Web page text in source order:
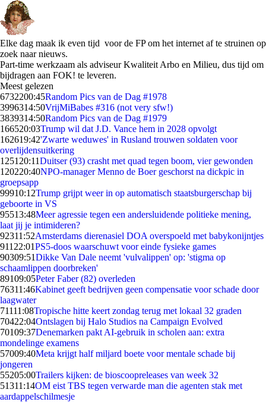
Elke dag maak ik even tijd voor de FP om het internet af te struinen op
zoek naar nieuws.
Part-time werkzaam als adviseur Kwaliteit Arbo en Milieu, dus tijd om
bijdragen aan FOK! te leveren.
Meest gelezen
6732200:45Random Pics van de Dag #1978
3996314:50VrijMiBabes #316 (not very sfw!)
3839314:50Random Pics van de Dag #1979
166520:03Trump wil dat J.D. Vance hem in 2028 opvolgt
162619:42'Zwarte weduwes' in Rusland trouwen soldaten voor
overlijdensuitkering
1251 20:11Duitser (93) crasht met quad tegen boom, vier gewonden
120220:40NPO-manager Menno de Boer geschorst na dickpic in
groepsapp
99910:12Trump grijpt weer in op automatisch staatsburgerschap bij
geboorte in VS
95513:48Meer agressie tegen een andersluidende politieke mening,
laat jij je intimideren?
92311:52Amsterdams dierenasiel DOA overspoeld met babykonijntjes
911 22:01PS5-doos waarschuwt voor einde fysieke games
90309:51Dikke Van Dale neemt 'vulvalippen' op: 'stigma op
schaamlippen doorbreken'
89109:05Peter Faber (82) overleden
76311:46Kabinet geeft bedrijven geen compensatie voor schade door
laagwater
71111:08Tropische hitte keert zondag terug met lokaal 32 graden
70422:04Ontslagen bij Halo Studios na Campaign Evolved
70109:37Denemarken pakt AI-gebruik in scholen aan: extra
mondelinge examens
57009:40Meta krijgt half miljard boete voor mentale schade bij
jongeren
55205:00Trailers kijken: de bioscoopreleases van week 32
51311:14OM eist TBS tegen verwarde man die agenten stak met
aardappelschilmesje